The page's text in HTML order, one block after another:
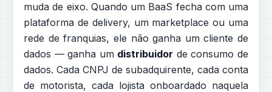
muda de eixo. Quando um BaaS fecha com uma
plataforma de delivery, um marketplace ou uma
rede de franquias, ele não ganha um cliente de
dados — ganha um distribuidor de consumo de
dados. Cada CNPJ de subadquirente, cada conta
de motorista, cada lojista onboardado naquela